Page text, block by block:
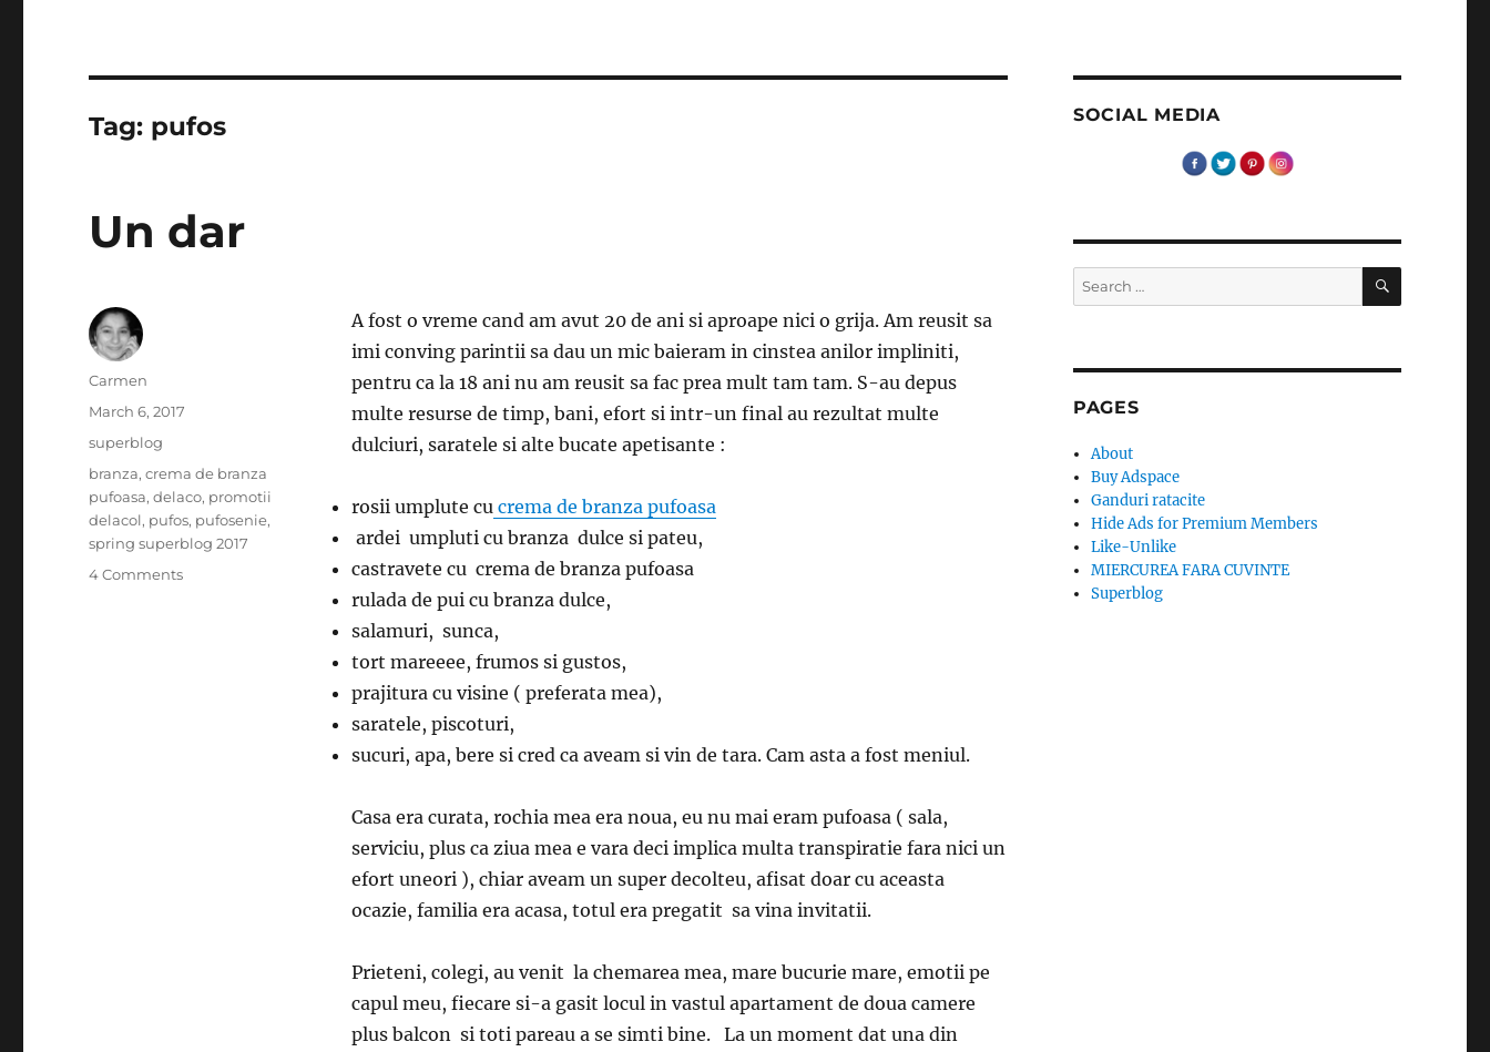
Tag: pufos
Un dar
A fost o vreme cand am avut 20 de ani si aproape nici o grija. Am reusit sa
imi conving parintii sa dau un mic baieram in cinstea anilor impliniti,
pentru ca la 18 ani nu am reusit sa fac prea mult tam tam. S-au depus
multe resurse de timp, bani, efort si intr-un final au rezultat multe
dulciuri, saratele si alte bucate apetisante :
rosii umplute cucrema de branza pufoasa
ardei umpluti cu branza dulce si pateu,
castravete cu crema de branza pufoasa
rulada de pui cu branza dulce,
salamuri, sunca,
tort mareeee, frumos si gustos,
prajitura cu visine ( preferata mea),
saratele, piscoturi,
sucuri, apa, bere si cred ca aveam si vin de tara. Cam asta a fost meniul.
Casa era curata, rochia mea era noua, eu nu mai eram pufoasa ( sala,
serviciu, plus ca ziua mea e vara deci implica multa transpiratie fara nici un
efort uneori ), chiar aveam un super decolteu, afisat doar cu aceasta
ocazie, familia era acasa, totul era pregatit sa vina invitatii.
Prieteni, colegi, au venit la chemarea mea, mare bucurie mare, emotii pe
capul meu, fiecare si-a gasit locul in vastul apartament de doua camere
plus balcon si toti pareau a se simti bine. La un moment dat una din
Author
Carmen
Posted
March 6, 2017
Categories
superblog
Tags
branza,crema de branza
pufoasa,delaco, promotii
delacol, pufos, pufosenie,
spring superblog 2017
4 Commentson
SOCIAL MEDIA
Search
for:
SEARCH
PAGES
About
Buy Adspace
Ganduri ratacite
Hide Ads for Premium Members
Like-Unlike
MIERCUREA FARA CUVINTE
Superblog